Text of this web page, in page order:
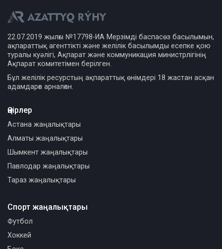
22.07.2019 жылғы №17798-ИА Мерзімді баспасөз басылымын,
ақпараттық агенттікті және желілік басылымды есепке қою
туралы куәлігі, Ақпарат және коммуникация министрлігінің
Ақпарат комитетімен берілген.
Бұл желілік ресурстың ақпараттық өнімдері 18 жастан асқан
адамдарға арналған.
Өңірлер
Астана жаңалықтары
Алматы жаңалықтары
Шымкент жаңалықтары
Павлодар жаңалықтары
Тараз жаңалықтары
Спорт жаңалықтары
Футбол
Хоккей